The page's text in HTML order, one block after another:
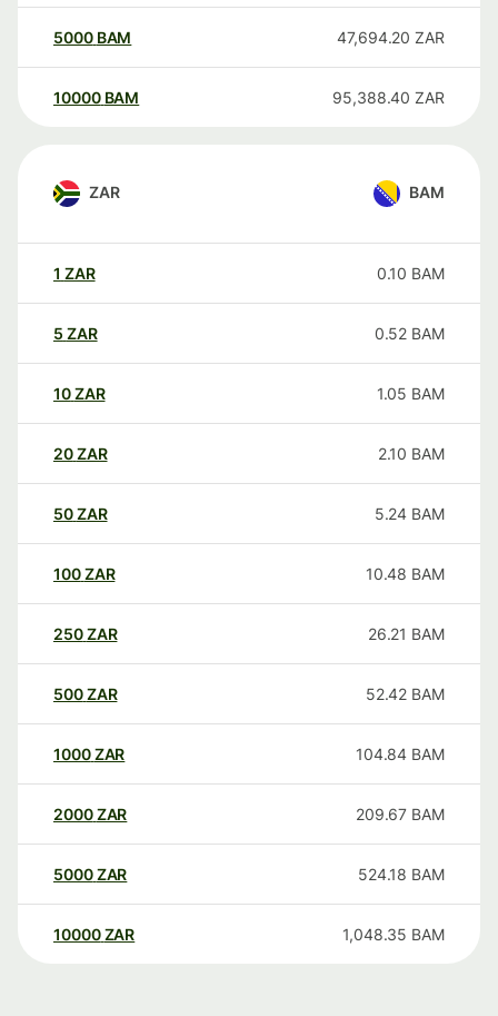
5000 BAM 47,694.20 ZAR
10000 BAM 95,388.40 ZAR
ZAR BAM
1 ZAR 0.10 BAM
5 ZAR 0.52 BAM
10ZAR 1.05 BAM
20ZAR 2.10 BAM
50ZAR 5.24 BAM
100ZAR 10.48 BAM
250ZAR 26.21 BAM
500ZAR 52.42 BAM
1000ZAR 104.84 BAM
2000ZAR 209.67 BAM
5000ZAR 524.18 BAM
10000 ZAR 1,048.35 BAM